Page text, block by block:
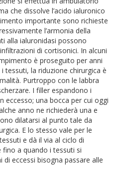
che dissolve l’acido ialuronico
importante sono richieste
l’armonia della
alla ialuronidasi possono
di cortisonici. In alcuni
è proseguito per anni
tessuti, la riduzione chirurgica è
Purtroppo con le labbra
I filler espandono i
eccesso; una bocca per cui oggi
anno ne richiederà una e
dilatarsi al punto tale da
E lo stesso vale per le
e dà il via al ciclo di
a quando i tessuti si
eccessi bisogna passare alle